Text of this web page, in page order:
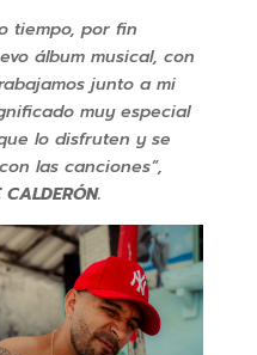
tiempo, por fin
álbum musical, con
junto a mi
muy especial
lo disfruten y se
las canciones”,
CALDERÓN.